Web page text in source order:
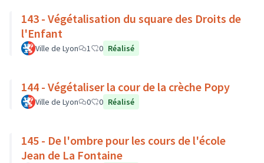
143 - Végétalisation du square des Droits de
l'Enfant
Ville de Lyon 1 0 Réalisé
144 - Végétaliser la cour de la crèche Popy
Ville de Lyon 0 0 Réalisé
145 - De l'ombre pour les cours de l'école
Jean de La Fontaine